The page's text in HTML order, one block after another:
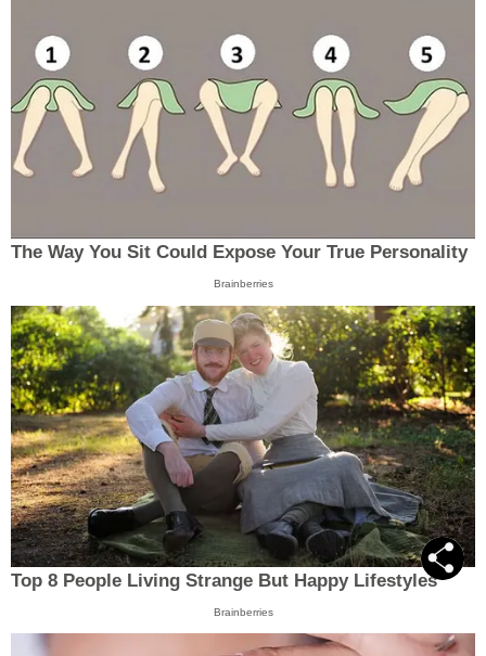
The Way You Sit Could Expose Your True Personality
Brainberries
Top 8 People Living Strange But Happy Lifestyles
Brainberries